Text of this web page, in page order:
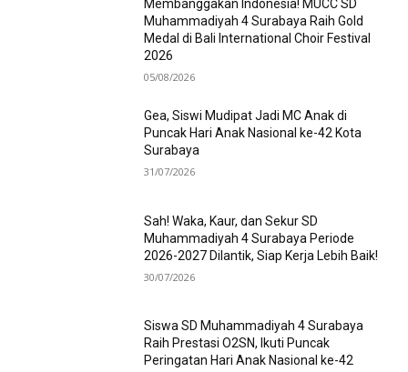
Membanggakan Indonesia! MUCC SD
Muhammadiyah 4 Surabaya Raih Gold
Medal di Bali International Choir Festival
2026
05/08/2026
Gea, Siswi Mudipat Jadi MC Anak di
Puncak Hari Anak Nasional ke-42 Kota
Surabaya
31/07/2026
Sah! Waka, Kaur, dan Sekur SD
Muhammadiyah 4 Surabaya Periode
2026-2027 Dilantik, Siap Kerja Lebih Baik!
30/07/2026
Siswa SD Muhammadiyah 4 Surabaya
Raih Prestasi O2SN, Ikuti Puncak
Peringatan Hari Anak Nasional ke-42